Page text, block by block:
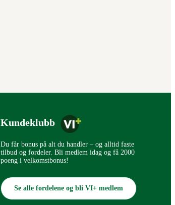
Kundeklubb
Du får bonus på alt du handler – og alltid faste
tilbud og fordeler. Bli medlem idag og få 2000
poeng i velkomstbonus!
Se alle fordelene og bli VI+ medlem